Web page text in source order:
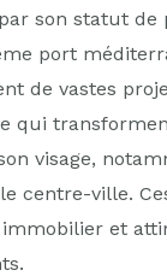
son statut de
port
de vastes
qui
visage,
centre-ville.
et